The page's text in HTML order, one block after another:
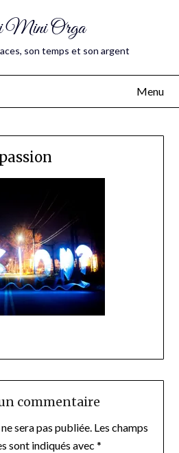
Mini Orga
son temps et son argent
Menu
passion
commentaire
sera pas publiée. Les champs
sont indiqués avec *